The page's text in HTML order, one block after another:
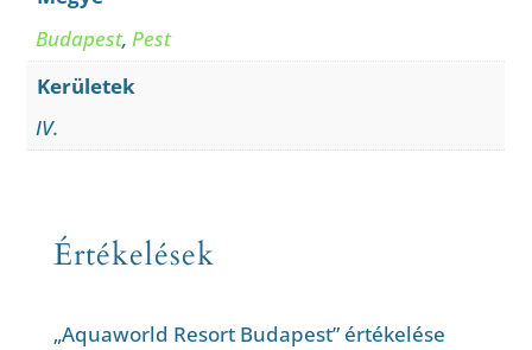
Budapest,Pest
Kerületek
IV.
Értékelések
„Aquaworld Resort Budapest” értékelése